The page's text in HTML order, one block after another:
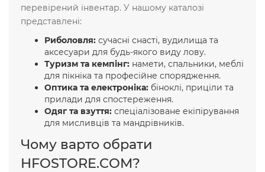
перевірений інвентар. У нашому каталозі
представлені:
Риболовля: сучасні снасті, вудилища та
аксесуари для будь-якого виду лову.
Туризм та кемпінг: намети, спальники, меблі
для пікніка та професійне спорядження.
Оптика та електроніка: біноклі, приціли та
прилади для спостереження.
Одяг та взуття: спеціалізоване екіпірування
для мисливців та мандрівників.
Чому варто обрати
HFOSTORE.COM?